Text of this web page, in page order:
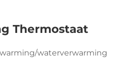
Thermostaat
waterverwarming